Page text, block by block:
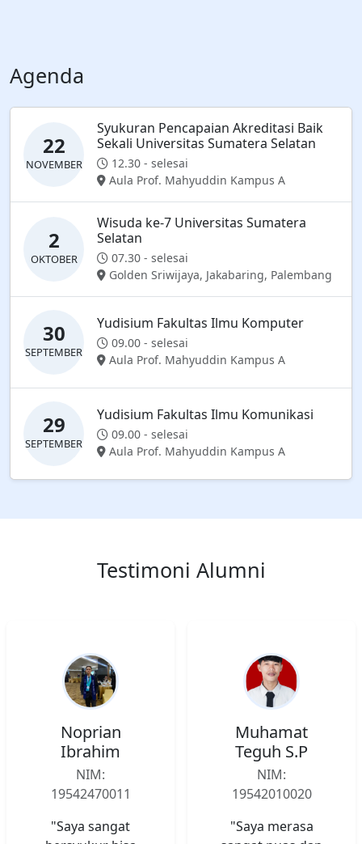
Agenda
22
NOVEMBER
Syukuran Pencapaian Akreditasi Baik
Sekali Universitas Sumatera Selatan
12.30 - selesai
Aula Prof. Mahyuddin Kampus A
2
OKTOBER
Wisuda ke-7 Universitas Sumatera
Selatan
07.30 - selesai
Golden Sriwijaya, Jakabaring, Palembang
30
SEPTEMBER
Yudisium Fakultas Ilmu Komputer
09.00 - selesai
Aula Prof. Mahyuddin Kampus A
29
SEPTEMBER
Yudisium Fakultas Ilmu Komunikasi
09.00 - selesai
Aula Prof. Mahyuddin Kampus A
Testimoni Alumni
Noprian
Ibrahim
NIM:
19542470011
"Saya sangat
Muhamat
Teguh S.P
NIM:
19542010020
"Saya merasa